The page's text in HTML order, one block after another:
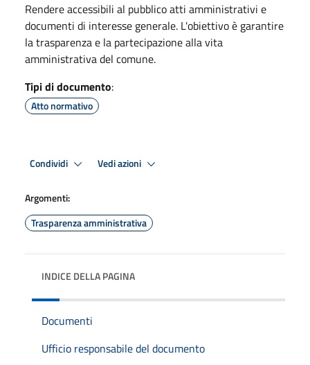
Rendere accessibili al pubblico atti amministrativi e
documenti di interesse generale. L'obiettivo è garantire
la trasparenza e la partecipazione alla vita
amministrativa del comune.
Tipi di documento:
Atto normativo
Condividi Vedi azioni
Argomenti:
Trasparenza amministrativa
INDICE DELLA PAGINA
Documenti
Ufficio responsabile del documento